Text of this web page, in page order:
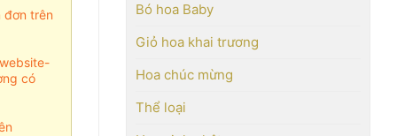
Bó hoa Baby
Giỏ hoa khai trương
Hoa chúc mừng
Thể loại
đơn trên
có